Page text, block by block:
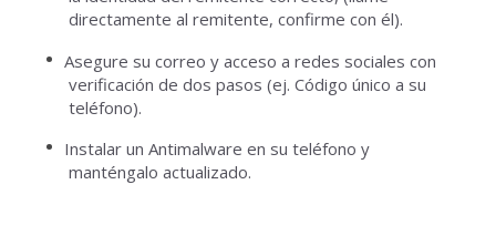
directamente al remitente, confirme con él).
Asegure su correo y acceso a redes sociales con
verificación de dos pasos (ej. Código único a su
teléfono).
Instalar un Antimalware en su teléfono y
manténgalo actualizado.